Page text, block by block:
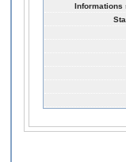
Informations